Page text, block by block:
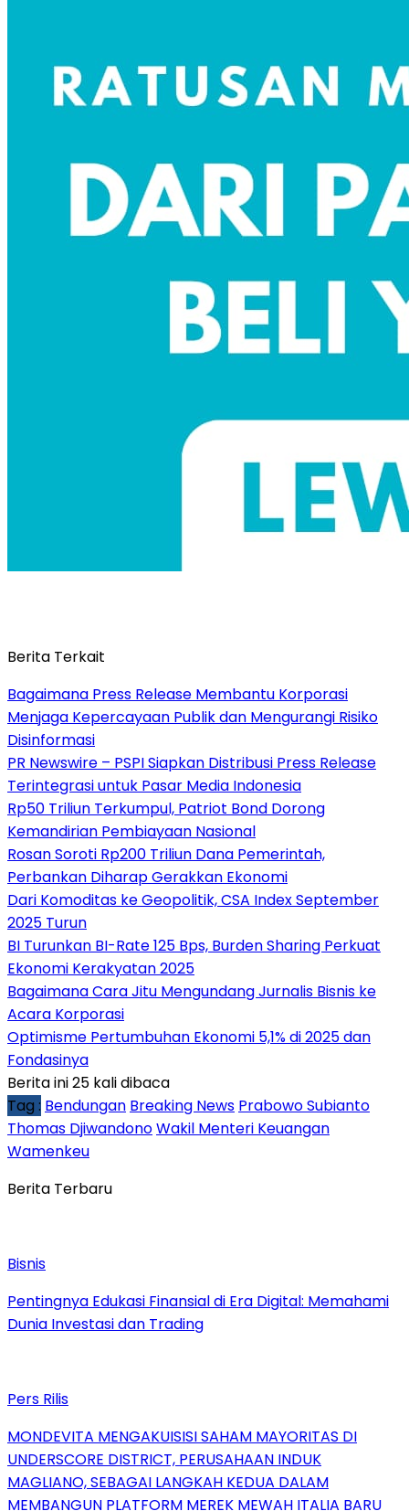
Berita Terkait
Bagaimana Press Release Membantu Korporasi
Menjaga Kepercayaan Publik dan Mengurangi Risiko
Disinformasi
PR Newswire – PSPI Siapkan Distribusi Press Release
Terintegrasi untuk Pasar Media Indonesia
Rp50 Triliun Terkumpul, Patriot Bond Dorong
Kemandirian Pembiayaan Nasional
Rosan Soroti Rp200 Triliun Dana Pemerintah,
Perbankan Diharap Gerakkan Ekonomi
Dari Komoditas ke Geopolitik, CSA Index September
2025 Turun
BI Turunkan BI-Rate 125 Bps, Burden Sharing Perkuat
Ekonomi Kerakyatan 2025
Bagaimana Cara Jitu Mengundang Jurnalis Bisnis ke
Acara Korporasi
Optimisme Pertumbuhan Ekonomi 5,1% di 2025 dan
Fondasinya
Berita ini 25 kali dibaca
Tag : Bendungan Breaking News Prabowo Subianto
Thomas DjiwandonoWakil Menteri Keuangan
Wamenkeu
Berita Terbaru
Bisnis
Pentingnya Edukasi Finansial di Era Digital: Memahami
Dunia Investasi dan Trading
Pers Rilis
MONDEVITA MENGAKUISISI SAHAM MAYORITAS DI
UNDERSCORE DISTRICT, PERUSAHAAN INDUK
MAGLIANO, SEBAGAI LANGKAH KEDUA DALAM
MEMBANGUN PLATFORM MEREK MEWAH ITALIA BARU